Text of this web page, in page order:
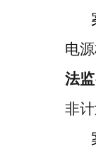
电
法
非